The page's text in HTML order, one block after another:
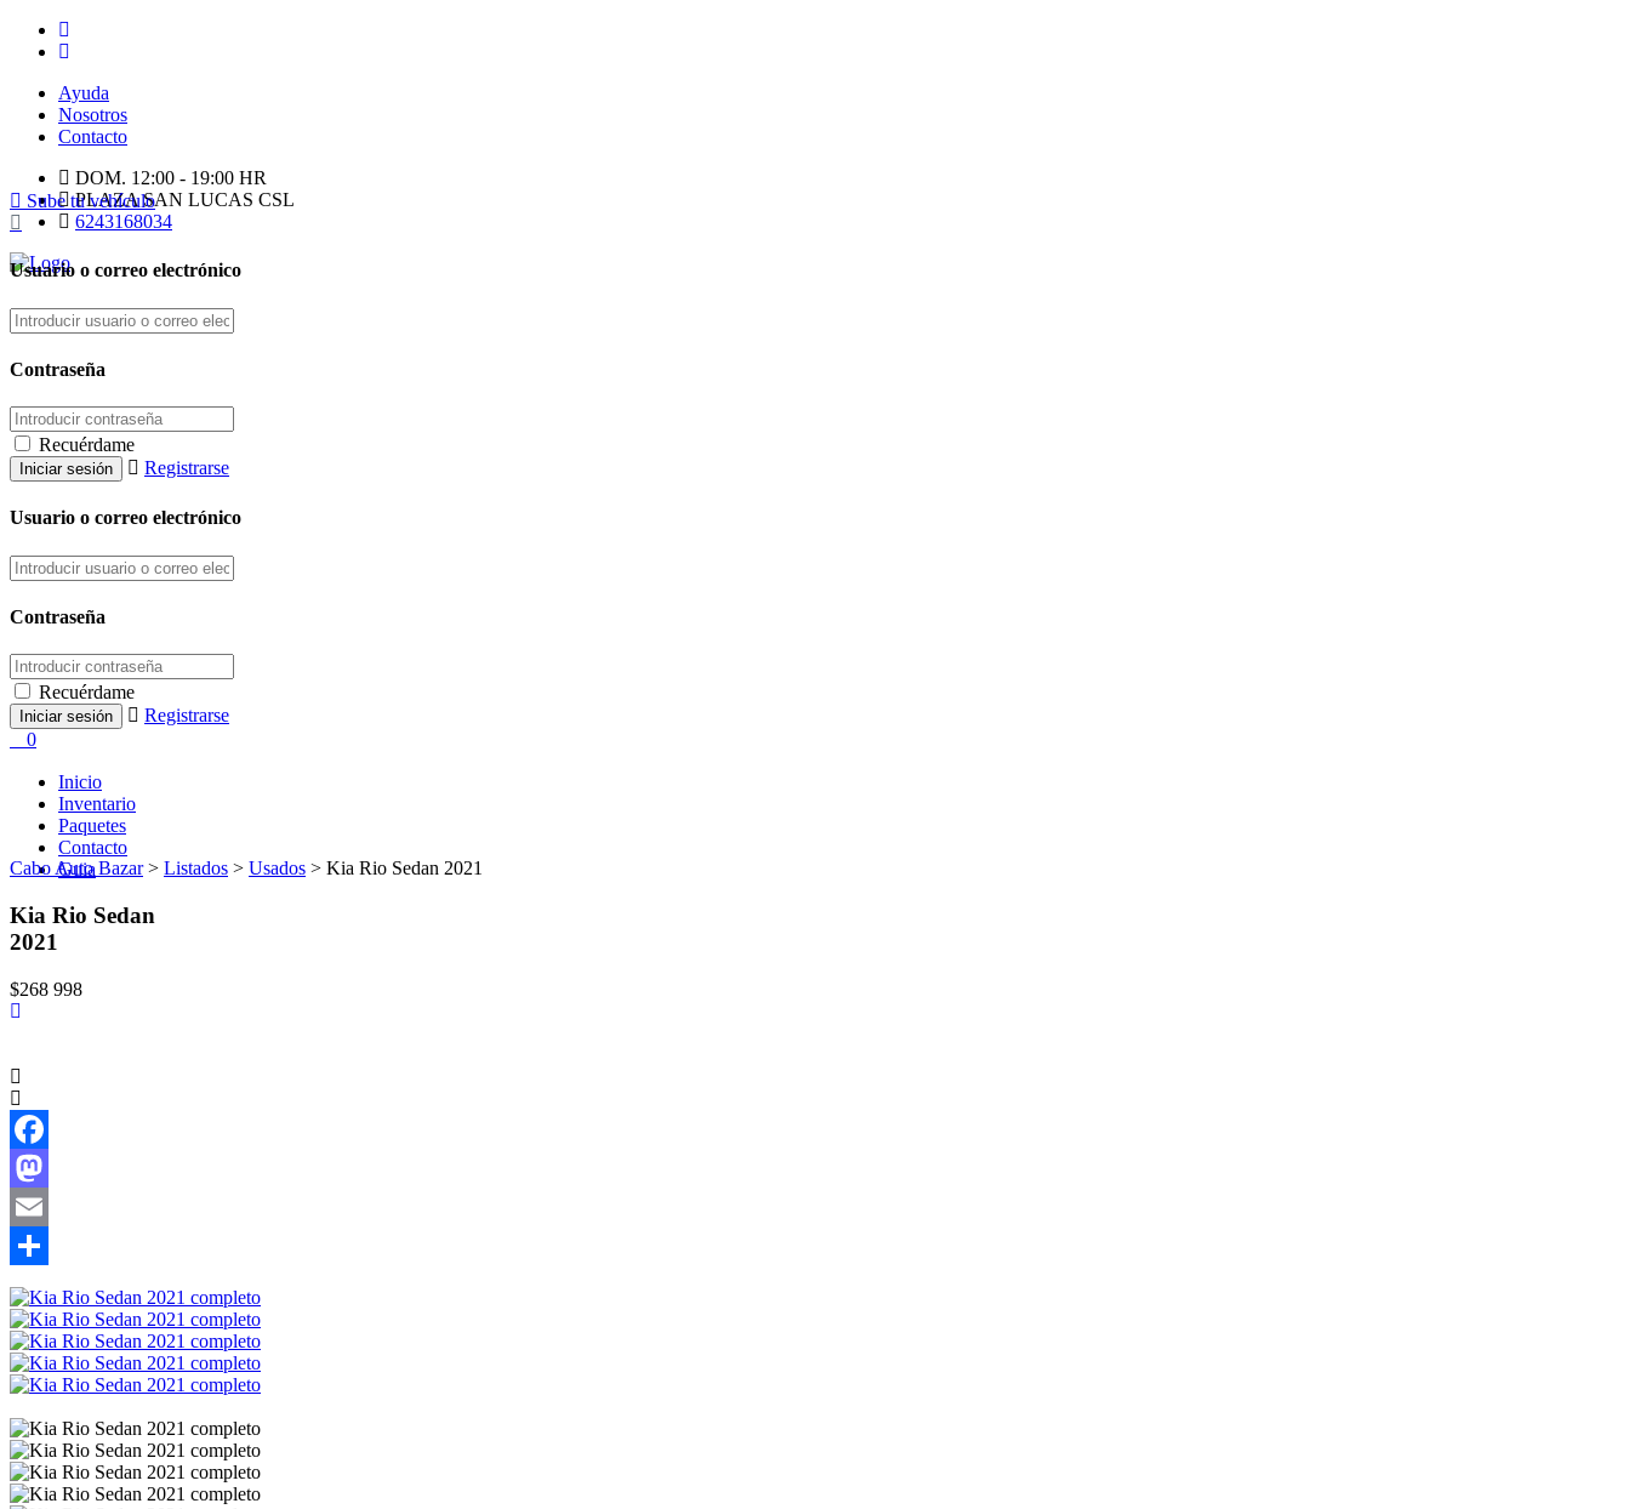
Ayuda
Nosotros
Contacto
DOM. 12:00 - 19:00 HR
PLAZA SAN LUCAS CSL
6243168034
Sube tu vehículo
Usuario o correo electrónico
Contraseña
Recuérdame
Registrarse
Usuario o correo electrónico
Contraseña
Recuérdame
Registrarse
0
Inicio
Inventario
Paquetes
Contacto
Guia
Cabo Auto Bazar> Listados > Usados > Kia Rio Sedan 2021
Kia Rio Sedan
2021
$268 998
Facebook
Mastodon
Email
Compartir